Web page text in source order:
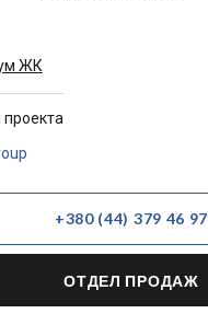
ЖК
+380 (44) 379 46 97
ОТДЕЛ ПРОДАЖ
проекта